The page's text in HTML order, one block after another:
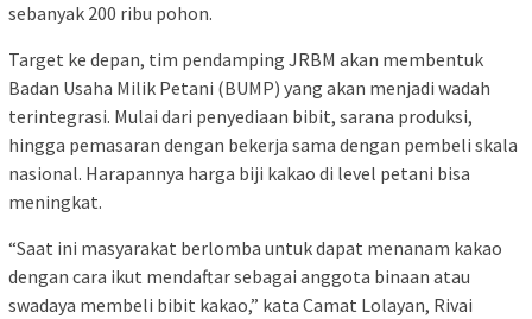
sebanyak 200 ribu pohon.
Target ke depan, tim pendamping JRBM akan membentuk
Badan Usaha Milik Petani (BUMP) yang akan menjadi wadah
terintegrasi. Mulai dari penyediaan bibit, sarana produksi,
hingga pemasaran dengan bekerja sama dengan pembeli skala
nasional. Harapannya harga biji kakao di level petani bisa
meningkat.
“Saat ini masyarakat berlomba untuk dapat menanam kakao
dengan cara ikut mendaftar sebagai anggota binaan atau
swadaya membeli bibit kakao,” kata Camat Lolayan, Rivai